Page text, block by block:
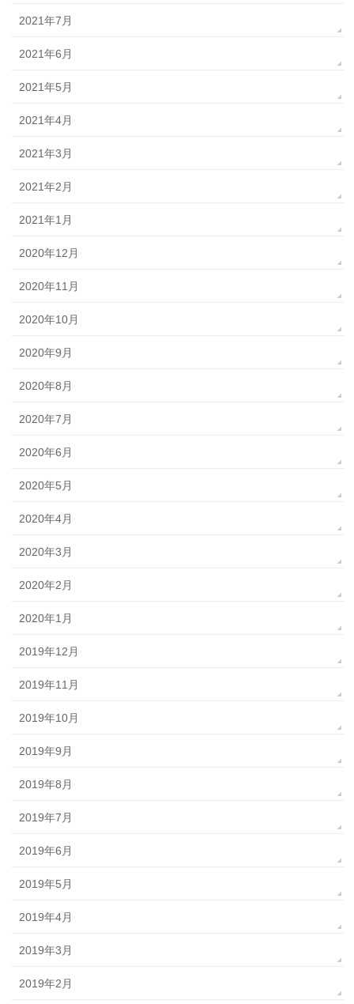
2021年7月
2021年6月
2021年5月
2021年4月
2021年3月
2021年2月
2021年1月
2020年12月
2020年11月
2020年10月
2020年9月
2020年8月
2020年7月
2020年6月
2020年5月
2020年4月
2020年3月
2020年2月
2020年1月
2019年12月
2019年11月
2019年10月
2019年9月
2019年8月
2019年7月
2019年6月
2019年5月
2019年4月
2019年3月
2019年2月